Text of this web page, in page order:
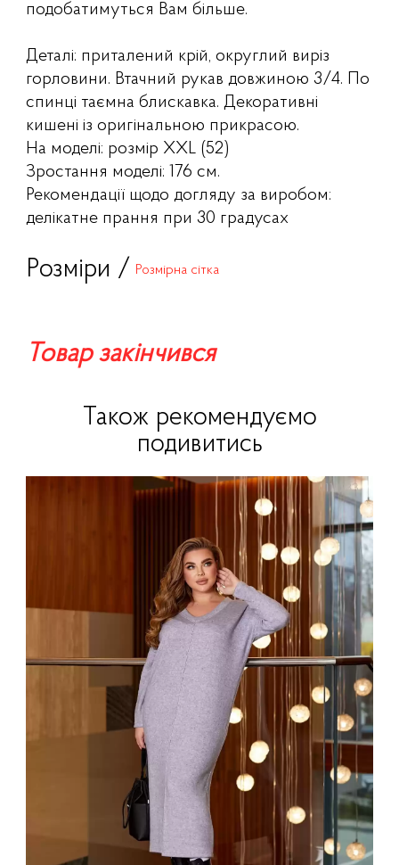
подобатимуться Вам більше.
Деталі: приталений крій, округлий виріз
горловини. Втачний рукав довжиною 3/4. По
спинці таємна блискавка. Декоративні
кишені із оригінальною прикрасою.
На моделі: розмір XXL (52)
Зростання моделі: 176 см.
Рекомендації щодо догляду за виробом:
делікатне прання при 30 градусах
Розміри / Розмірна сітка
Товар закінчився
Також рекомендуємо
подивитись